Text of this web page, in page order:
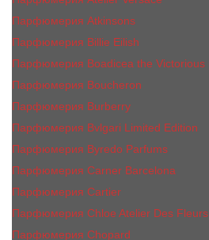
Парфюмерия Atkinsons
Парфюмерия Billie Eilish
Парфюмерия Boadicea the Victorious
Парфюмерия Boucheron
Парфюмерия Burberry
Парфюмерия Bvlgari Limited Edition
Парфюмерия Byredo Parfums
Парфюмерия Carner Barcelona
Парфюмерия Cartier
Парфюмерия Chloe Atelier Des Fleurs
Парфюмерия Сhopard